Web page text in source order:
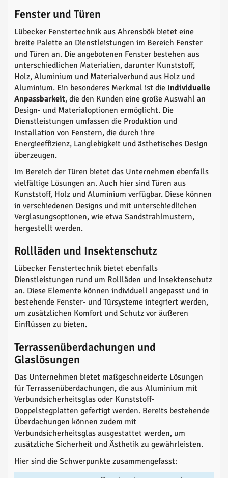
Fenster und Türen
Lübecker Fenstertechnik aus Ahrensbök bietet eine
breite Palette an Dienstleistungen im Bereich Fenster
und Türen an. Die angebotenen Fenster bestehen aus
unterschiedlichen Materialien, darunter Kunststoff,
Holz, Aluminium und Materialverbund aus Holz und
Aluminium. Ein besonderes Merkmal ist die Individuelle
Anpassbarkeit, die den Kunden eine große Auswahl an
Design- und Materialoptionen ermöglicht. Die
Dienstleistungen umfassen die Produktion und
Installation von Fenstern, die durch ihre
Energieeffizienz, Langlebigkeit und ästhetisches Design
überzeugen.
Im Bereich der Türen bietet das Unternehmen ebenfalls
vielfältige Lösungen an. Auch hier sind Türen aus
Kunststoff, Holz und Aluminium verfügbar. Diese können
in verschiedenen Designs und mit unterschiedlichen
Verglasungsoptionen, wie etwa Sandstrahlmustern,
hergestellt werden.
Rollläden und Insektenschutz
Lübecker Fenstertechnik bietet ebenfalls
Dienstleistungen rund um Rollläden und Insektenschutz
an. Diese Elemente können individuell angepasst und in
bestehende Fenster- und Türsysteme integriert werden,
um zusätzlichen Komfort und Schutz vor äußeren
Einflüssen zu bieten.
Terrassenüberdachungen und
Glaslösungen
Das Unternehmen bietet maßgeschneiderte Lösungen
für Terrassenüberdachungen, die aus Aluminium mit
Verbundsicherheitsglas oder Kunststoff-
Doppelstegplatten gefertigt werden. Bereits bestehende
Überdachungen können zudem mit
Verbundsicherheitsglas ausgestattet werden, um
zusätzliche Sicherheit und Ästhetik zu gewährleisten.
Hier sind die Schwerpunkte zusammengefasst: